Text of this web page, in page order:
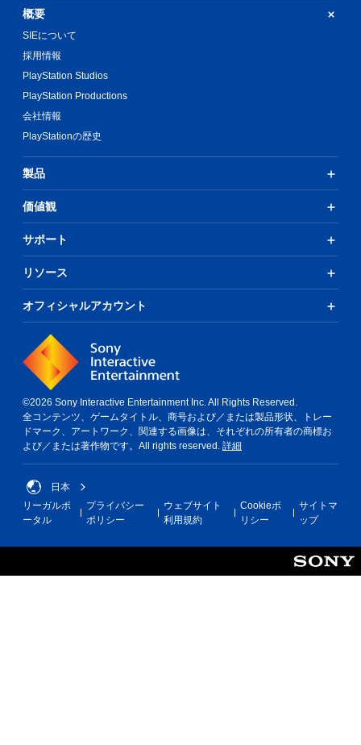
概要
SIEについて
採用情報
PlayStation Studios
PlayStation Productions
会社情報
PlayStationの歴史
製品
価値観
サポート
リソース
オフィシャルアカウント
©2026 Sony Interactive Entertainment Inc. All Rights Reserved.
全コンテンツ、ゲームタイトル、商号および／または製品形状、トレー
ドマーク、アートワーク、関連する画像は、それぞれの所有者の商標お
よび／または著作物です。All rights reserved. 詳細
日本
リーガルポ
ータル
プライバシー
ポリシー
ウェブサイト
利用規約
Cookieポ
リシー
サイトマ
ップ